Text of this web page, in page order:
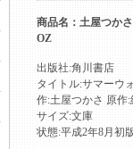
商品名：土屋つか
OZ
出版社:角川書店
タイトル:サマーウ
作:土屋つかさ 原
サイズ:文庫
状態:平成2年8月初